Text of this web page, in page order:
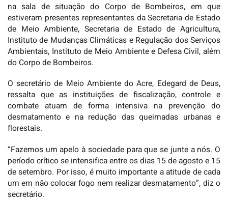
na sala de situação do Corpo de Bombeiros, em que
estiveram presentes representantes da Secretaria de Estado
de Meio Ambiente, Secretaria de Estado de Agricultura,
Instituto de Mudanças Climáticas e Regulação dos Serviços
Ambientais, Instituto de Meio Ambiente e Defesa Civil, além
do Corpo de Bombeiros.
O secretário de Meio Ambiente do Acre, Edegard de Deus,
ressalta que as instituições de fiscalização, controle e
combate atuam de forma intensiva na prevenção do
desmatamento e na redução das queimadas urbanas e
florestais.
“Fazemos um apelo à sociedade para que se junte a nós. O
período crítico se intensifica entre os dias 15 de agosto e 15
de setembro. Por isso, é muito importante a atitude de cada
um em não colocar fogo nem realizar desmatamento”, diz o
secretário.